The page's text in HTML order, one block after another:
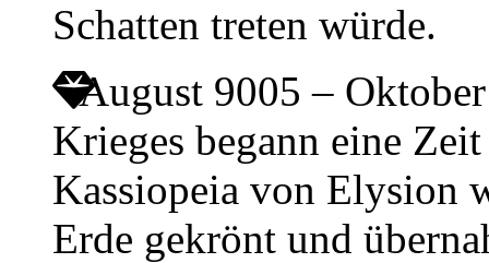
Schatten treten würde.
August 9005 –
Krieges begann eine
Kassiopeia von Elysion
Erde gekrönt und